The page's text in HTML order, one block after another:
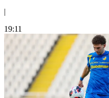
|
19:11